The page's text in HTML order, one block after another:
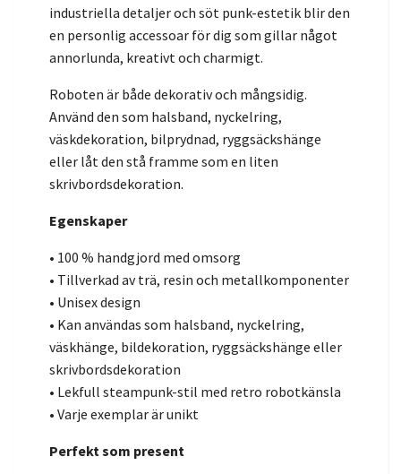
industriella detaljer och söt punk-estetik blir den
en personlig accessoar för dig som gillar något
annorlunda, kreativt och charmigt.
Roboten är både dekorativ och mångsidig.
Använd den som halsband, nyckelring,
väskdekoration, bilprydnad, ryggsäckshänge
eller låt den stå framme som en liten
skrivbordsdekoration.
Egenskaper
• 100 % handgjord med omsorg
• Tillverkad av trä, resin och metallkomponenter
• Unisex design
• Kan användas som halsband, nyckelring,
väskhänge, bildekoration, ryggsäckshänge eller
skrivbordsdekoration
• Lekfull steampunk-stil med retro robotkänsla
• Varje exemplar är unikt
Perfekt som present